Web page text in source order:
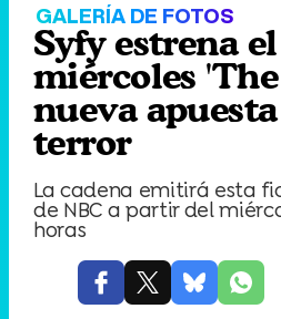
GALERÍA DE FOTOS
Syfy estrena
miércoles 'The
nueva
terror
La cadena emitirá esta
de NBC a partir del
horas